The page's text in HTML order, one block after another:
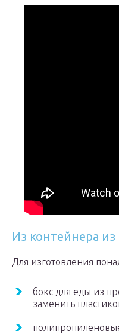
Из контейнера из
Для изготовления
бокс для еды из
заменить